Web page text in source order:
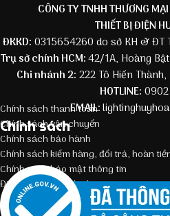
CÔNG TY TNHH THƯƠNG
THIẾT BỊ ĐIỆN
ĐKKD: 0315654260 do sở KH & ĐT
Trụ sở chính HCM:42/1A, Hoàng
Chi nhánh 2: 222 Tô Hiến
HOTLINE:
EMAIL:
Chính sách
Chính sách thanh toán
Chính sách vận chuyển
Chính sách bảo hành
Chính sách kiểm hàng, đổi trả, hoàn
Chính sách bảo mật thông tin
Điều kiện giao dịch chung